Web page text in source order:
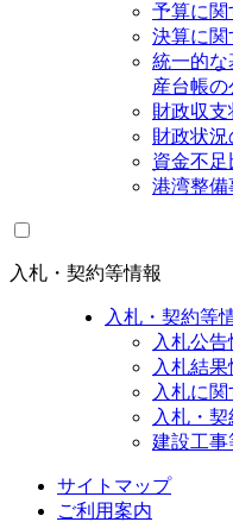
予算に関
決算に関
統一的な
産台帳の
財政収
財政状況
資金不足
港湾整備
入札・契約等情報
入札・契約等
入札公告
入札結果
入札に
入札・
建設工事
サイトマップ
ご利用案内